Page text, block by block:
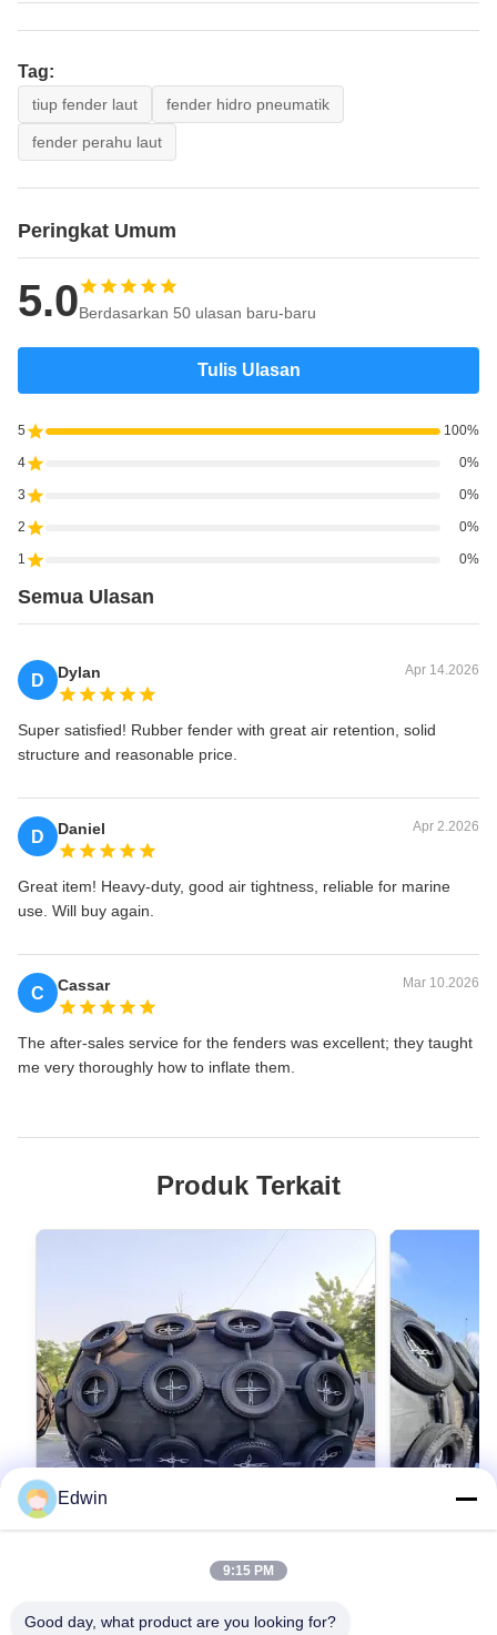
Tag:
tiup fender laut fender hidro pneumatik
fender perahu laut
Peringkat Umum
5.0Berdasarkan 50 ulasan baru-baru
Tulis Ulasan
5 100%
4 0%
3 0%
2 0%
1 0%
Semua Ulasan
D Dylan Apr 14.2026
Super satisfied! Rubber fender with great air retention, solid
structure and reasonable price.
D Daniel Apr 2.2026
Great item! Heavy-duty, good air tightness, reliable for marine
use. Will buy again.
C Cassar Mar 10.2026
The after-sales service for the fenders was excellent; they taught
me very thoroughly how to inflate them.
Produk Terkait
Fenders Dibangun Menurut Standar ISO
Edwin
9:15 PM
Good day, what product are you looking for?